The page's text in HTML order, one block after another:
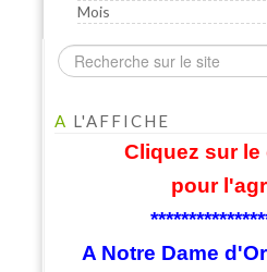
Mois
A L'AFFICHE
Cliquez sur
pour
A Notre Dame